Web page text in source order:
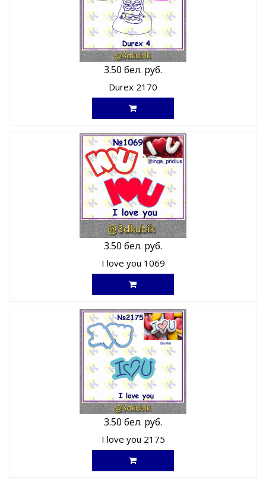
3.50 бел. руб.
Durex 2170
3.50 бел. руб.
I love you 1069
3.50 бел. руб.
I love you 2175